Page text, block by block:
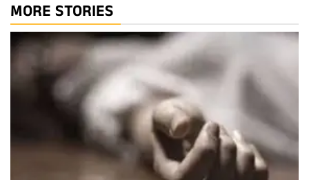
MORE STORIES